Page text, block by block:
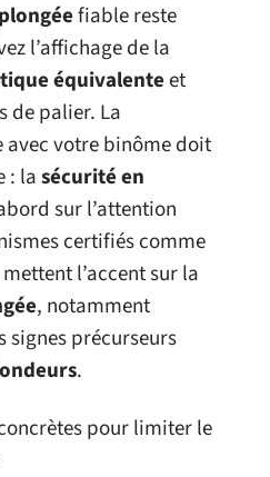
fiable reste
l’affichage de la
équivalenteet
de palier. La
votre binôme doit
: lasécurité en
sur l’attention
certifiés comme
mettent l’accent sur la
, notamment
signes précurseurs
.
pour limiter le